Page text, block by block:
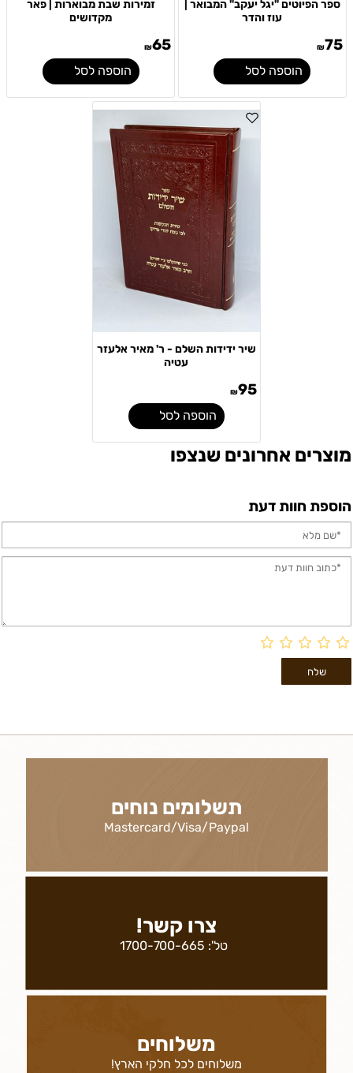
ספר הפיוטים "יגל יעקב" המבואר |
עוז והדר
₪75
הוספה לסל
זמירות שבת מבוארות | פאר
מקדושים
₪65
הוספה לסל
שיר ידידות השלם - ר' מאיר אלעזר
עטיה
₪95
הוספה לסל
מוצרים אחרונים שנצפו
הוספת חוות דעת
תשלומים נוחים
Mastercard/Visa/Paypal
צרו קשר!
טל': 1700-700-665
משלוחים
משלוחים לכל חלקי הארץ!